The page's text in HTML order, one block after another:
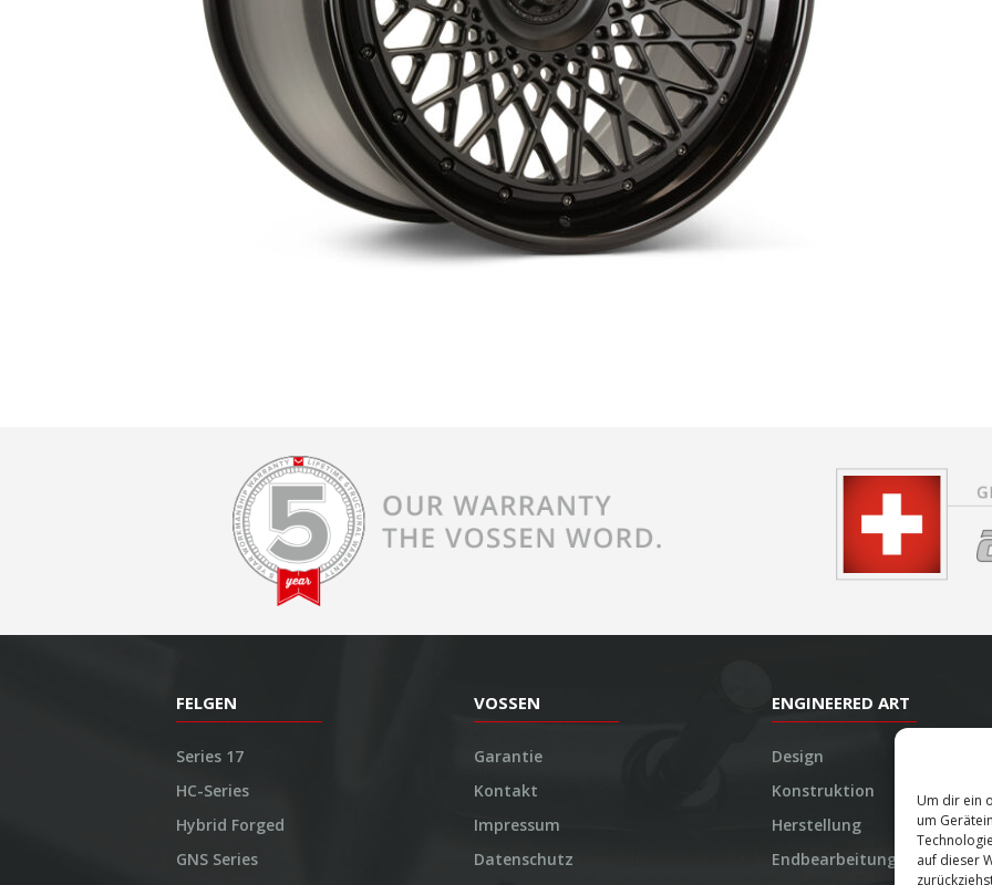
Um dir ein
um
auf dieser
FELGEN
Series 17
HC-Series
Hybrid Forged
GNS Series
VOSSEN
Garantie
Kontakt
Impressum
Datenschutz
ENGINEERED ART
Design
Konstruktion
Herstellung
Endbearbeitung